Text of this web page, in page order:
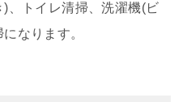
、トイレ清掃、洗濯機(ビ
なります。